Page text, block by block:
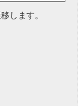
します。